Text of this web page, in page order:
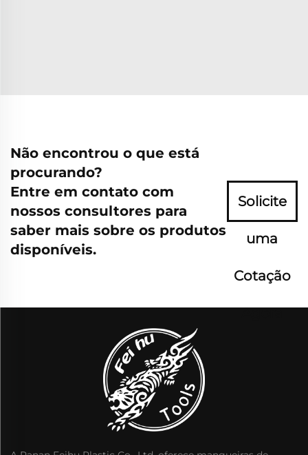
Não encontrou o que está
procurando?
Entre em contato com
nossos consultores para
saber mais sobre os produtos
disponíveis.
Solicite
uma
Cotação
Agora